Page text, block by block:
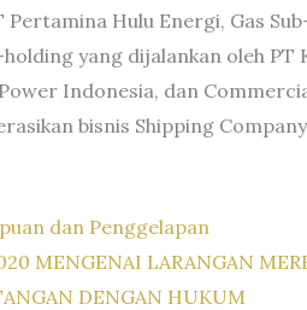
Hulu Energi, Gas
yang dijalankan oleh
Indonesia, dan
bisnis Shipping
dan Penggelapan
MENGENAI LARANGAN
DENGAN HUKUM